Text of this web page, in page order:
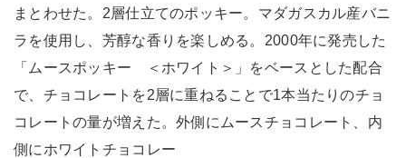
まとわせた。2層仕立てのポッキー。マダガスカル産バニ
ラを使用し、芳醇な香りを楽しめる。2000年に発売した
「ムースポッキー ＜ホワイト＞」をベースとした配合
で、チョコレートを2層に重ねることで1本当たりのチョ
コレートの量が増えた。外側にムースチョコレート、内
側にホワイトチョコレー